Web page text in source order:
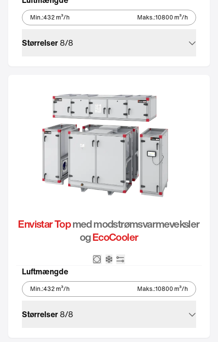
Min.:432 m³/h Maks.:10800 m³/h
Størrelser8/8
Envistar Topmed modstrømsvarmeveksler
ogEcoCooler
Luftmængde
Min.:432 m³/h Maks.:10800 m³/h
Størrelser8/8